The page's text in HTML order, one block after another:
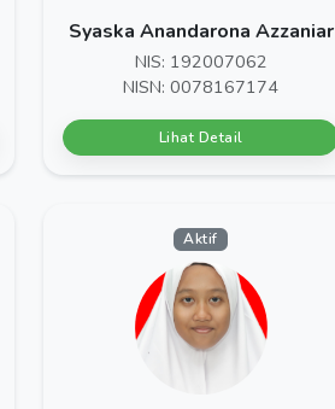
Syaska Anandarona Azzaniar
NIS: 192007062
NISN: 0078167174
Lihat Detail
Aktif